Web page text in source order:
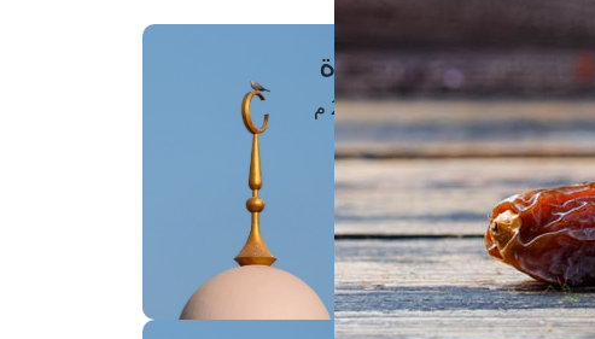
مَواقِيتُ الصَّـــلاة
القاهرة · 06 أغسطس 2026 م
الفجر
4 :40
الشروق
6 :17
الظهر
1 : 1
العصر